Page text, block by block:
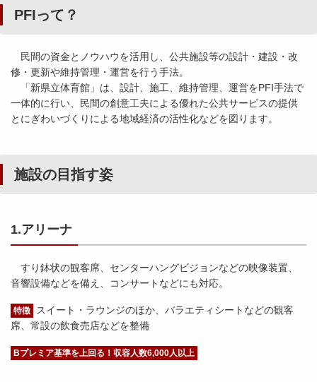
PFIって？
民間の資金とノウハウを活用し、公共施設等の設計・建設・改
修・更新や維持管理・運営を行う手法。
「新県立体育館」は、設計、施工、維持管理、運営をPFI手法で
一体的に行い、民間の創意工夫による優れた公共サービスの提供
とにぎわいづくりによる地域経済の活性化などを図ります。
施設の目指す姿
1.アリーナ
すり鉢状の観客席、センターハングビジョンなどの映像装置、
音響設備などを備え、コンサートなどにも対応。
特徴
スイート・ラウンジのほか、バラエティシートなどの観客
席、常設の飲食売店などを整備
Bプレミア基準を上回る！収容人数6,000人以上